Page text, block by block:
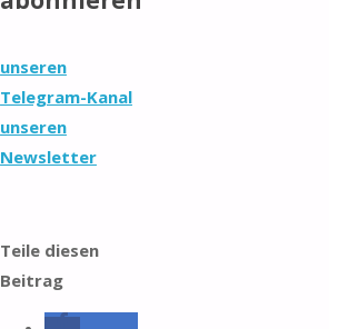
unseren
Telegram-Kanal
unseren
Newsletter
Teile diesen
Beitrag